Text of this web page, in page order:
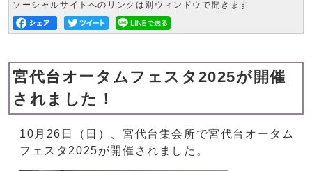
ソーシャルサイトへのリンクは別ウィンドウで開きます
宮代台オータムフェスタ2025が開催
されました！
10月26日（日）、宮代台集会所で宮代台オータム
フェスタ2025が開催されました。